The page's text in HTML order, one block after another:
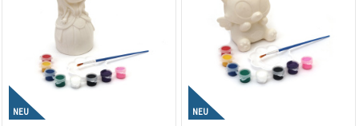
NEU NEU